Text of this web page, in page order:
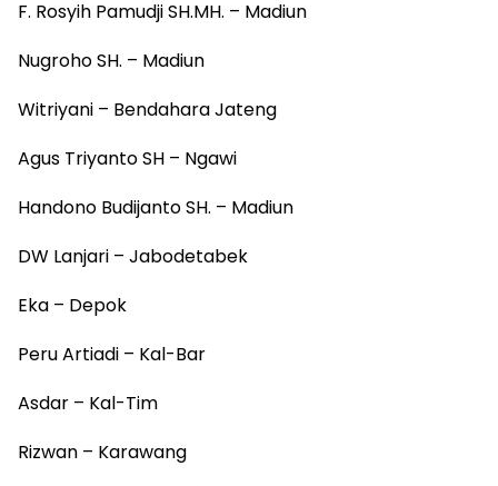
F. Rosyih Pamudji SH.MH. – Madiun
Nugroho SH. – Madiun
Witriyani – Bendahara Jateng
Agus Triyanto SH – Ngawi
Handono Budijanto SH. – Madiun
DW Lanjari – Jabodetabek
Eka – Depok
Peru Artiadi – Kal-Bar
Asdar – Kal-Tim
Rizwan – Karawang